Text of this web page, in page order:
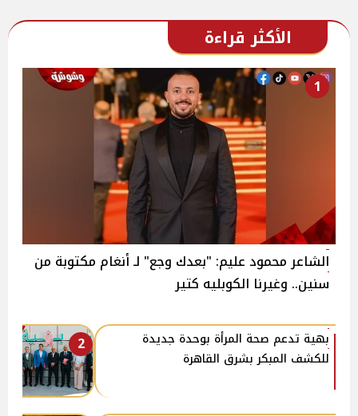
الأكثر قراءة
1
الشاعر محمود عليم: "بعدك وجع" لـ أنغام مكتوبة من
سنين.. وغيرنا الكوبليه كتير
2
بهية تدعم صحة المرأة بوحدة جديدة
للكشف المبكر بشرق القاهرة